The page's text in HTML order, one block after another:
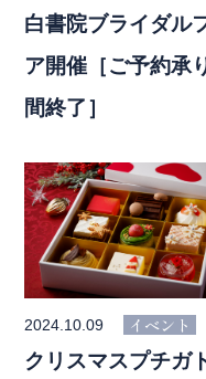
白書院ブライダル
ア開催［ご予約承
間終了］
2024.10.09
イベント
クリスマスプチガ